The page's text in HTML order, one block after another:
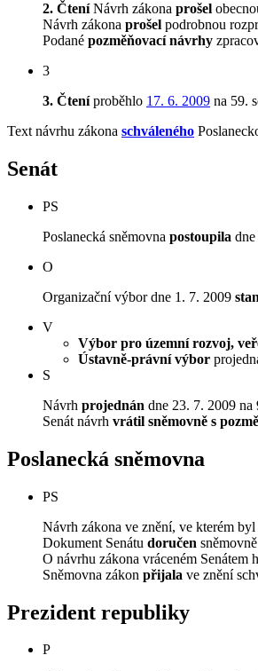
2. ČteníNávrh zákona prošel
Návrh zákona prošel podrobnou
Podané pozměňovací návrhy
3
3. Čteníproběhlo 17. 6. 2009 na 59.
Text návrhu zákona schváleného
Senát
PS
Poslanecká sněmovna postoupila
O
Organizační výbor dne 1. 7. 2009
V
Výbor pro územní rozvoj,
Ústavně-právní výbor
S
Návrh projednán dne 23. 7. 2009 na
Senát návrh vrátil sněmovně s
Poslanecká sněmovna
PS
Návrh zákona ve znění, ve kterém byl
Dokument Senátu doručen
O návrhu zákona vráceném Senátem
Sněmovna zákon přijala ve znění
Prezident republiky
P